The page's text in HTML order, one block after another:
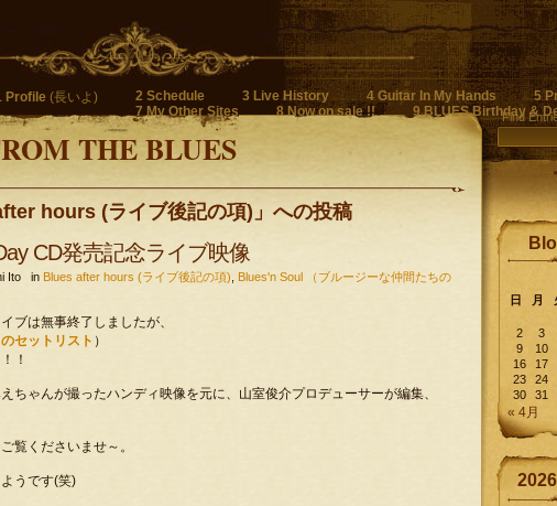
Profile (長いよ) 2 Schedule 3 Live History 4 Guitar In My Hands 5
7 My Other Sites
8 Now on sale !! 9 BLUES Birthday &
THE BLUES
Find
hours (ライブ後記の項)」への投稿
CD発売記念ライブ映像
Ito in Blues after hours (ライブ後記の項)
Blues'n Soul （ブルージーな仲間たちの
ブは無事終了しましたが、
セットリスト ）
！
ちゃんが撮ったハンディ映像を元に、山室俊介プロデューサーが編集、
覧くださいませ～。
うです(笑)
日
月
2
3
9
10
16
17
23
24
30
31
« 4月